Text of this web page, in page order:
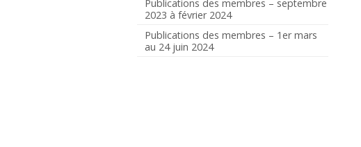
Publications des membres – septembre
2023 à février 2024
Publications des membres – 1er mars
au 24 juin 2024